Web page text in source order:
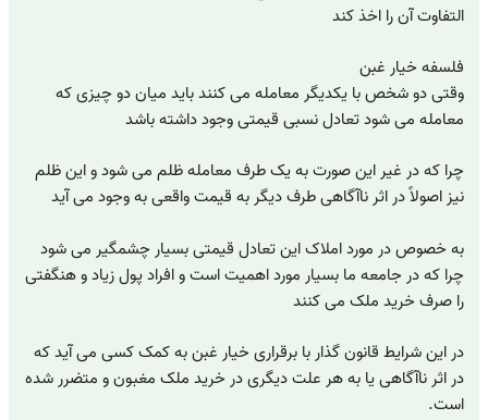
التفاوت آن را اخذ کند
فلسفه خیار غبن
وقتی دو شخص با یکدیگر معامله می کنند باید میان دو چیزی که
معامله می شود تعادل نسبی قیمتی وجود داشته باشد
چرا که در غیر این صورت به یک طرف معامله ظلم می شود و این ظلم
نیز اصولاً در اثر ناآگاهی طرف دیگر به قیمت واقعی به وجود می آید
به خصوص در مورد املاک این تعادل قیمتی بسیار چشمگیر می شود
چرا که در جامعه ما بسیار مورد اهمیت است و افراد پول زیاد و هنگفتی
را صرف خرید ملک می کنند
در این شرایط قانون گذار با برقراری خیار غبن به کمک کسی می آید که
در اثر ناآگاهی یا به هر علت دیگری در خرید ملک مغبون و متضرر شده
است.